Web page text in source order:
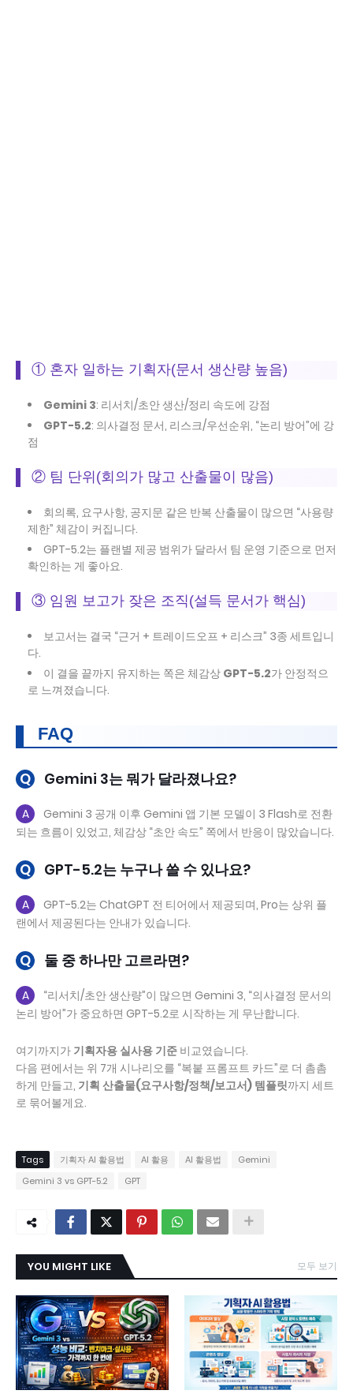
① 혼자 일하는 기획자(문서 생산량 높음)
Gemini 3: 리서치/초안 생산/정리 속도에 강점
GPT-5.2: 의사결정 문서, 리스크/우선순위, “논리 방어”에 강
점
② 팀 단위(회의가 많고 산출물이 많음)
회의록, 요구사항, 공지문 같은 반복 산출물이 많으면 “사용량
제한” 체감이 커집니다.
GPT-5.2는 플랜별 제공 범위가 달라서 팀 운영 기준으로 먼저
확인하는 게 좋아요.
③ 임원 보고가 잦은 조직(설득 문서가 핵심)
보고서는 결국 “근거 + 트레이드오프 + 리스크” 3종 세트입니
다.
이 결을 끝까지 유지하는 쪽은 체감상 GPT-5.2가 안정적으
로 느껴졌습니다.
FAQ
Q Gemini 3는 뭐가 달라졌나요?
A
Gemini 3 공개 이후 Gemini 앱 기본 모델이 3 Flash로 전환
되는 흐름이 있었고, 체감상 “초안 속도” 쪽에서 반응이 많았습니다.
Q GPT-5.2는 누구나 쓸 수 있나요?
A
GPT-5.2는 ChatGPT 전 티어에서 제공되며, Pro는 상위 플
랜에서 제공된다는 안내가 있습니다.
Q 둘 중 하나만 고르라면?
A
“리서치/초안 생산량”이 많으면 Gemini 3, “의사결정 문서의
논리 방어”가 중요하면 GPT-5.2로 시작하는 게 무난합니다.
여기까지가 기획자용 실사용 기준 비교였습니다.
다음 편에서는 위 7개 시나리오를 “복붙 프롬프트 카드”로 더 촘촘
하게 만들고, 기획 산출물(요구사항/정책/보고서) 템플릿까지 세트
로 묶어볼게요.
Tags 기획자 AI 활용법 AI 활용 AI 활용법
Gemini
Gemini 3 vs GPT-5.2
GPT
YOU MIGHT LIKE 모두 보기